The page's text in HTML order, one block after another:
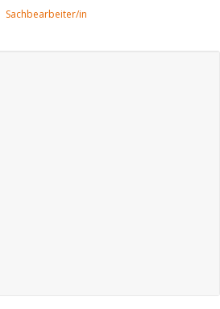
Sachbearbeiter/in